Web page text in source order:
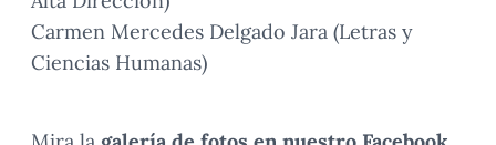
Carmen Mercedes Delgado Jara (Letras y
Ciencias Humanas)